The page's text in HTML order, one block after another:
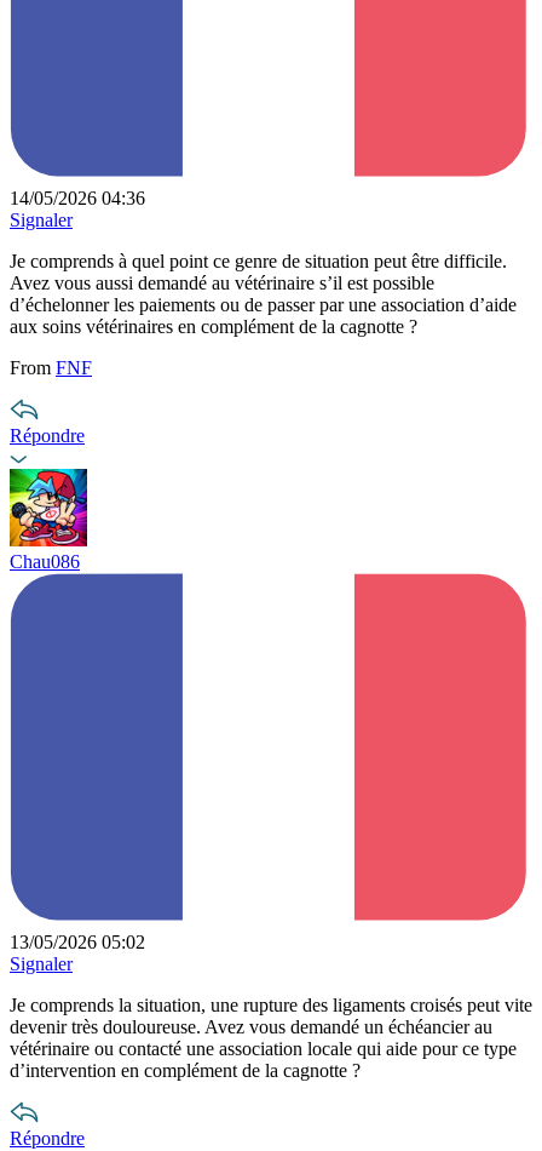
14/05/2026 04:36
Signaler
Je comprends à quel point ce genre de situation peut être difficile.
Avez vous aussi demandé au vétérinaire s’il est possible
d’échelonner les paiements ou de passer par une association d’aide
aux soins vétérinaires en complément de la cagnotte ?
From FNF
Répondre
Chau086
13/05/2026 05:02
Signaler
Je comprends la situation, une rupture des ligaments croisés peut vite
devenir très douloureuse. Avez vous demandé un échéancier au
vétérinaire ou contacté une association locale qui aide pour ce type
d’intervention en complément de la cagnotte ?
Répondre